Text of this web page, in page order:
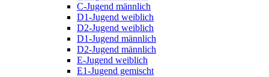
C-Jugend männlich
D1-Jugend weiblich
D2-Jugend weiblich
D1-Jugend männlich
D2-Jugend männlich
E-Jugend weiblich
E1-Jugend gemischt